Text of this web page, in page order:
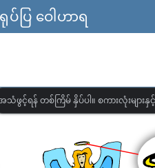
ပြ ဝေါဟာရ
သံဖွင့်ရန် တစ်ကြိမ် နှိပ်ပါ။ စကားလုံးများ